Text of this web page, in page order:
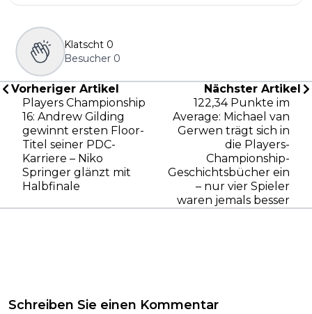
Klatscht 0
Besucher 0
Vorheriger Artikel
Players Championship
16: Andrew Gilding
gewinnt ersten Floor-
Titel seiner PDC-
Karriere – Niko
Springer glänzt mit
Halbfinale
Nächster Artikel
122,34 Punkte im
Average: Michael van
Gerwen trägt sich in
die Players-
Championship-
Geschichtsbücher ein
– nur vier Spieler
waren jemals besser
Schreiben Sie einen Kommentar